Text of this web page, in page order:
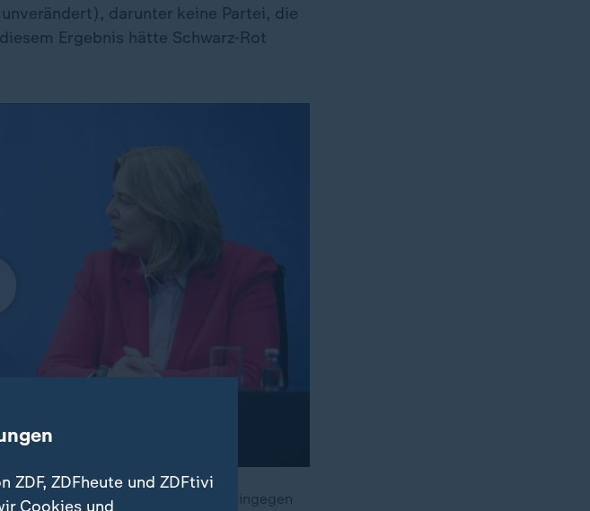
darunter keine Partei, die
Ergebnis hätte Schwarz-Rot
derzeit nicht punkten. Die AfD hingegen
ZDF, ZDFheute und ZDFtivi
Cookies und